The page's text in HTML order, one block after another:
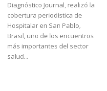
Diagnóstico Journal, realizó la
cobertura periodística de
Hospitalar en San Pablo,
Brasil, uno de los encuentros
más importantes del sector
salud...